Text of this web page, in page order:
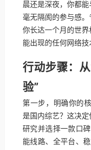
晨还是深夜，你都
毫无隔阂的参与感
你长达一个月的世
能出现的任何网络技
行动步骤：
验”
第一步，明确你的
是国内综艺？这决定
研究并选择一款口
能线路、全平台、